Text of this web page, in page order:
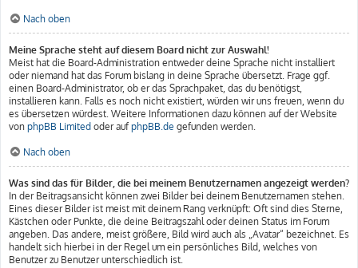
Nach oben
Meine Sprache steht auf diesem Board nicht zur Auswahl!
Meist hat die Board-Administration entweder deine Sprache nicht installiert
oder niemand hat das Forum bislang in deine Sprache übersetzt. Frage ggf.
einen Board-Administrator, ob er das Sprachpaket, das du benötigst,
installieren kann. Falls es noch nicht existiert, würden wir uns freuen, wenn du
es übersetzen würdest. Weitere Informationen dazu können auf der Website
von phpBB Limited oder auf phpBB.de gefunden werden.
Nach oben
Was sind das für Bilder, die bei meinem Benutzernamen angezeigt werden?
In der Beitragsansicht können zwei Bilder bei deinem Benutzernamen stehen.
Eines dieser Bilder ist meist mit deinem Rang verknüpft: Oft sind dies Sterne,
Kästchen oder Punkte, die deine Beitragszahl oder deinen Status im Forum
angeben. Das andere, meist größere, Bild wird auch als „Avatar“ bezeichnet. Es
handelt sich hierbei in der Regel um ein persönliches Bild, welches von
Benutzer zu Benutzer unterschiedlich ist.